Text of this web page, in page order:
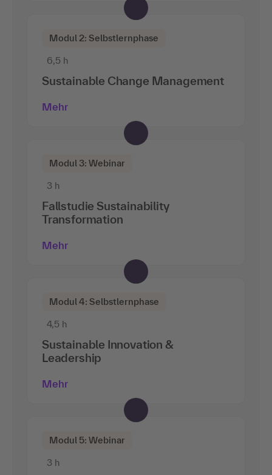
Modul 2: Selbstlernphase
6,5 h
Sustainable Change Management
Mehr
Modul 3: Webinar
3 h
Fallstudie Sustainability
Transformation
Mehr
Modul 4: Selbstlernphase
4,5 h
Sustainable Innovation &
Leadership
Mehr
Modul 5: Webinar
3 h